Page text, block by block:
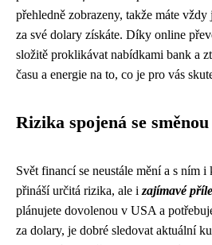
přehledně zobrazeny, takže máte
za své dolary získáte. Díky online
složitě proklikávat nabídkami bank a
času a energie na to, co je pro vás
Rizika spojená se směnou
Svět financí se neustále mění a s ním i
přináší určitá rizika, ale i zajímavé
plánujete dovolenou v USA a
za dolary, je dobré sledovat aktuální